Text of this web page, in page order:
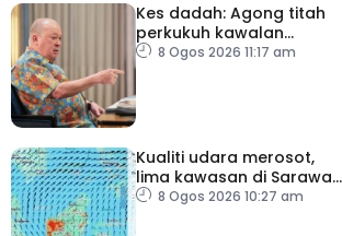
Kes dadah: Agong titah
perkukuh kawalan
lapangan terbang, pintu
8 Ogos 2026 11:17 am
Kualiti udara merosot,
lima kawasan di Sarawak
catat IPU tidak sihat
8 Ogos 2026 10:27 am